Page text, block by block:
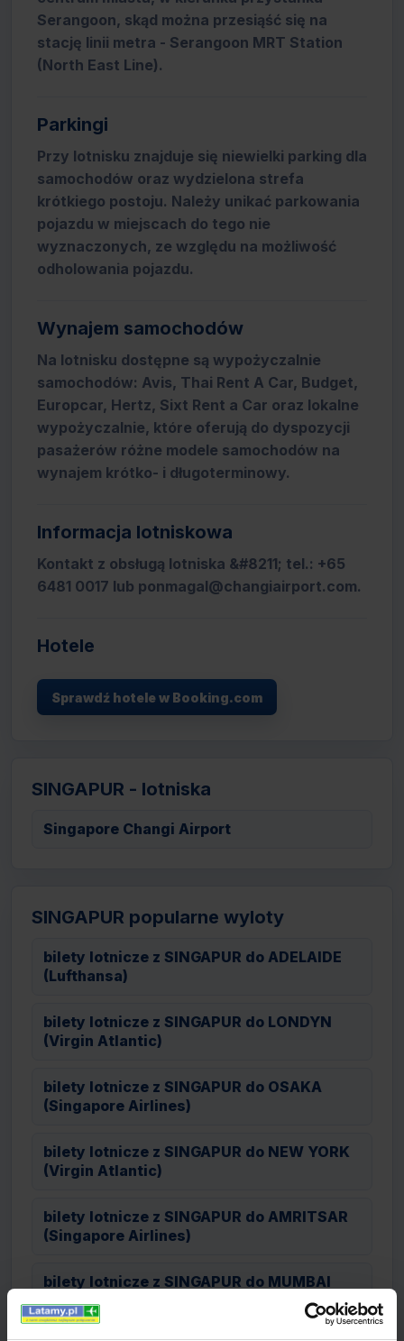
Serangoon, skąd można przesiąść się na
stację linii metra - Serangoon MRT Station
(North East Line).
Parkingi
Przy lotnisku znajduje się niewielki parking dla
samochodów oraz wydzielona strefa
krótkiego postoju. Należy unikać parkowania
pojazdu w miejscach do tego nie
wyznaczonych, ze względu na możliwość
odholowania pojazdu.
Wynajem samochodów
Na lotnisku dostępne są wypożyczalnie
samochodów: Avis, Thai Rent A Car, Budget,
Europcar, Hertz, Sixt Rent a Car oraz lokalne
wypożyczalnie, które oferują do dyspozycji
pasażerów różne modele samochodów na
wynajem krótko- i długoterminowy.
Informacja lotniskowa
Kontakt z obsługą lotniska &#8211; tel.: +65
6481 0017 lub ponmagal@changiairport.com.
Hotele
Sprawdź hotele w Booking.com
SINGAPUR - lotniska
Singapore Changi Airport
SINGAPUR popularne wyloty
bilety lotnicze z SINGAPUR do ADELAIDE
(Lufthansa)
bilety lotnicze z SINGAPUR do LONDYN
(Virgin Atlantic)
bilety lotnicze z SINGAPUR do OSAKA
(Singapore Airlines)
bilety lotnicze z SINGAPUR do NEW YORK
(Virgin Atlantic)
bilety lotnicze z SINGAPUR do AMRITSAR
(Singapore Airlines)
bilety lotnicze z SINGAPUR do MUMBAI
(Singapore Airlines)